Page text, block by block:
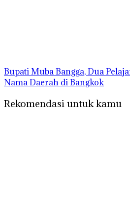
Bupati Muba Bangga, Dua
Nama Daerah di Bangkok
Rekomendasi untuk kamu